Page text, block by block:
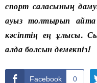
спорт саласының
ауыз толтырып
кәсіптің ең ұлысы.
алда болсын демекпіз!
Facebook 0